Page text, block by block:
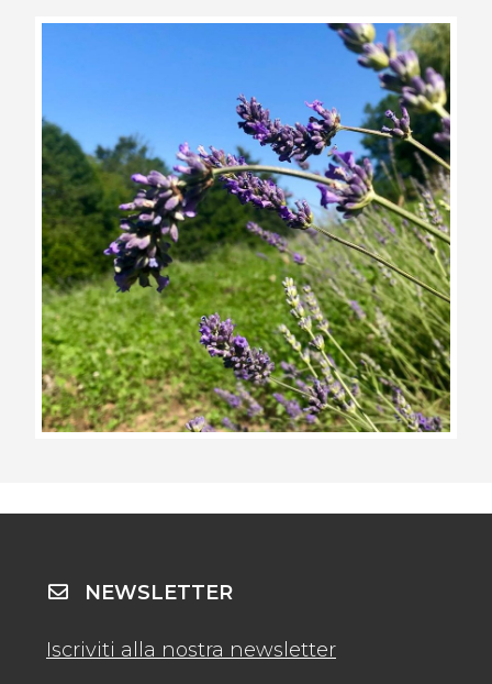
NEWSLETTER
Iscriviti alla nostra newsletter